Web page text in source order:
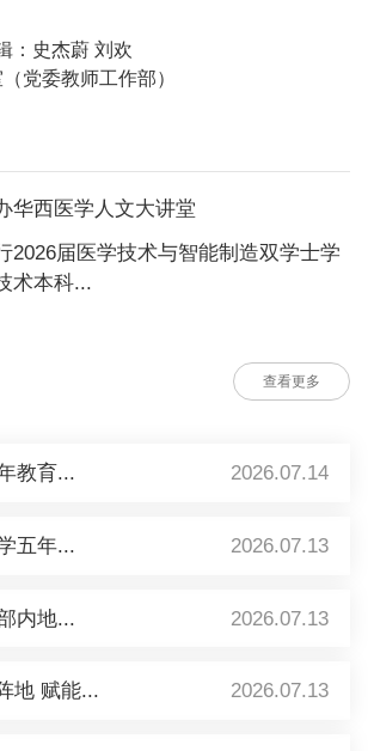
：史杰蔚 刘欢
党委教师工作部）
华西医学人文大讲堂
2026届医学技术与智能制造双学士学
术本科...
查看更多
教育... 2026.07.14
五年... 2026.07.13
内地... 2026.07.13
地 赋能... 2026.07.13